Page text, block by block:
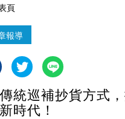
頁
報導
統巡補抄貨方式
時代！